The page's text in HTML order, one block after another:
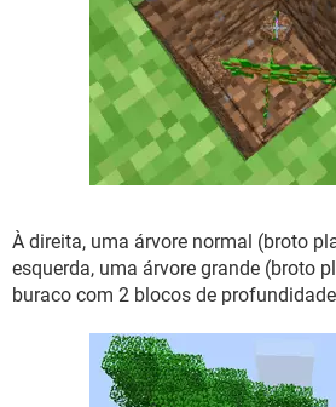
À direita, uma árvore normal (broto
esquerda, uma árvore grande (broto
buraco com 2 blocos de